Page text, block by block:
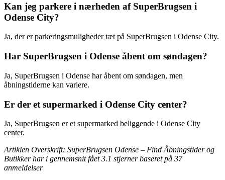
Kan jeg parkere i nærheden af SuperBrugsen i
Odense City?
Ja, der er parkeringsmuligheder tæt på SuperBrugsen i Odense City.
Har SuperBrugsen i Odense åbent om søndagen?
Ja, SuperBrugsen i Odense har åbent om søndagen, men
åbningstiderne kan variere.
Er der et supermarked i Odense City center?
Ja, SuperBrugsen er et supermarked beliggende i Odense City
center.
Artiklen Overskrift: SuperBrugsen Odense – Find Åbningstider og
Butikker har i gennemsnit fået3.1 stjerner baseret på 37
anmeldelser